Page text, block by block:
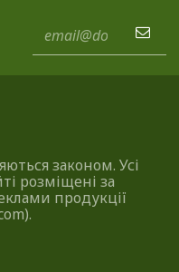
законом. Усі
розміщені за
продукції